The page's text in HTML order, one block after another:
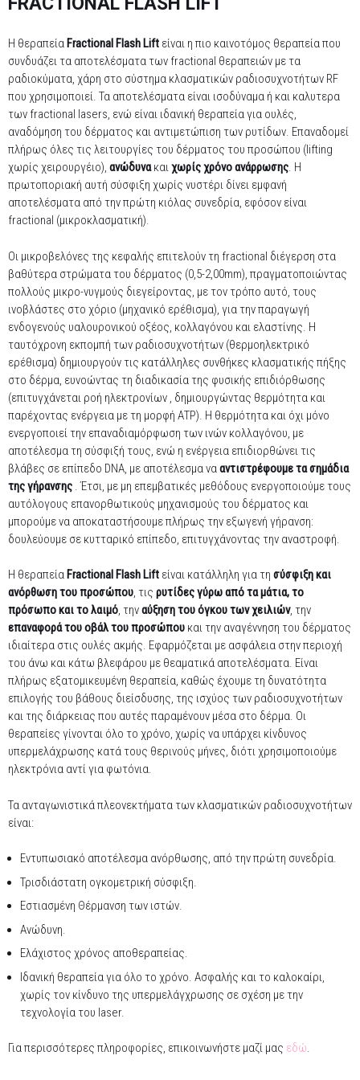
LIFT
Η θεραπεία Fractional Flash Lift είναι η πιο καινοτόμος θεραπεία που
συνδυάζει τα αποτελέσματα των fractional θεραπειών με τα
ραδιοκύματα, χάρη στο σύστημα κλασματικών ραδιοσυχνοτήτων RF
που χρησιμοποιεί. Τα αποτελέσματα είναι ισοδύναμα ή και καλυτερα
των fractional lasers, ενώ είναι ιδανική θεραπεία για ουλές,
αναδόμηση του δέρματος και αντιμετώπιση των ρυτίδων. Επαναδομεί
πλήρως όλες τις λειτουργίες του δέρματος του προσώπου (lifting
χωρίς χειρουργέιο), ανώδυνακαιχωρίς χρόνο ανάρρωσης. Η
πρωτοποριακή αυτή σύσφιξη χωρίς νυστέρι δίνει εμφανή
αποτελέσματα από την πρώτη κιόλας συνεδρία, εφόσον είναι
fractional (μικροκλασματική).
Οι μικροβελόνες της κεφαλής επιτελούν τη fractional διέγερση στα
βαθύτερα στρώματα του δέρματος (0,5-2,00mm), πραγματοποιώντας
πολλούς μικρο-νυγμούς διεγείροντας, με τον τρόπο αυτό, τους
ινοβλάστες στο χόριο (μηχανικό ερέθισμα), για την παραγωγή
ενδογενούς υαλουρονικού οξέος, κολλαγόνου και ελαστίνης. Η
ταυτόχρονη εκπομπή των ραδιοσυχνοτήτων (θερμοηλεκτρικό
ερέθισμα) δημιουργούν τις κατάλληλες συνθήκες κλασματικής πήξης
στο δέρμα, ευνοώντας τη διαδικασία της φυσικής επιδιόρθωσης
(επιτυγχάνεται ροή ηλεκτρονίων , δημιουργώντας θερμότητα και
παρέχοντας ενέργεια με τη μορφή AΤP). Η θερμότητα και όχι μόνο
ενεργοποιεί την επαναδιαμόρφωση των ινών κολλαγόνου, με
αποτέλεσμα τη σύσφιξή τους, ενώ η ενέργεια επιδιορθώνει τις
βλάβες σε επίπεδο DNA, με αποτέλεσμα να αντιστρέφουμε τα σημάδια
της γήρανσης . Έτσι, με μη επεμβατικές μεθόδους ενεργοποιούμε τους
αυτόλογους επανορθωτικούς μηχανισμούς του δέρματος και
μπορούμε να αποκαταστήσουμε πλήρως την εξωγενή γήρανση:
δουλεύουμε σε κυτταρικό επίπεδο, επιτυγχάνοντας την αναστροφή.
Η θεραπεία Fractional Flash Lift είναι κατάλληλη για τη σύσφιξη και
ανόρθωση του προσώπου, τις ρυτίδες γύρω από τα μάτια, το
πρόσωπο και το λαιμό, τηναύξηση του όγκου των χειλιών, την
επαναφορά του οβάλ του προσώπου και την αναγέννηση του δέρματος
ιδιαίτερα στις ουλές ακμής. Εφαρμόζεται με ασφάλεια στην περιοχή
του άνω και κάτω βλεφάρου με θεαματικά αποτελέσματα. Είναι
πλήρως εξατομικευμένη θεραπεία, καθώς έχουμε τη δυνατότητα
επιλογής του βάθους διείσδυσης, της ισχύος των ραδιοσυχνοτήτων
και της διάρκειας που αυτές παραμένουν μέσα στο δέρμα. Οι
θεραπείες γίνονται όλο το χρόνο, χωρίς να υπάρχει κίνδυνος
υπερμελάχρωσης κατά τους θερινούς μήνες, διότι χρησιμοποιούμε
ηλεκτρόνια αντί για φωτόνια.
Τα ανταγωνιστικά πλεονεκτήματα των κλασματικών ραδιοσυχνοτήτων
είναι:
Εντυπωσιακό αποτέλεσμα ανόρθωσης, από την πρώτη συνεδρία.
Τρισδιάστατη ογκομετρική σύσφιξη.
Εστιασμένη Θέρμανση των ιστών.
Ανώδυνη.
Ελάχιστος χρόνος αποθεραπείας.
Ιδανική θεραπεία για όλο το χρόνο. Ασφαλής και το καλοκαίρι,
χωρίς τον κίνδυνο της υπερμελάγχρωσης σε σχέση με την
τεχνολογία του laser.
Για περισσότερες πληροφορίες, επικοινωνήστε μαζί μας εδώ.